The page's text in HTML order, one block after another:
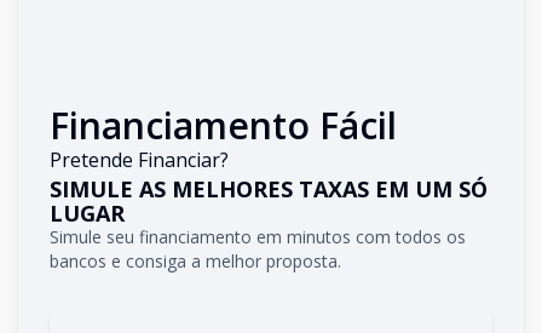
Financiamento Fácil
Pretende Financiar?
SIMULE AS MELHORES TAXAS EM UM SÓ
LUGAR
Simule seu financiamento em minutos com todos os
bancos e consiga a melhor proposta.